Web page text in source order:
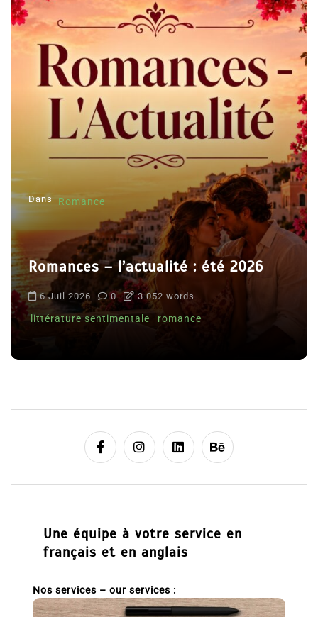
Dans Romance
Romances – l’actualité : été 2026
6 Juil 2026 0 3 052 words
littérature sentimentale romance
Une équipe à votre service en
français et en anglais
Nos services – our services :